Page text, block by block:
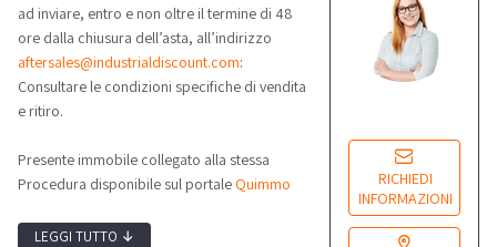
RICHIEDI
INFORMAZIONI
ad inviare, entro e non oltre il termine di 48
ore dalla chiusura dell’asta, all’indirizzo
aftersales@industrialdiscount.com:
Consultare le condizioni specifiche di vendita
e ritiro.
Presente immobile collegato alla stessa
Procedura disponibile sul portale Quimmo
LEGGI TUTTO ↓